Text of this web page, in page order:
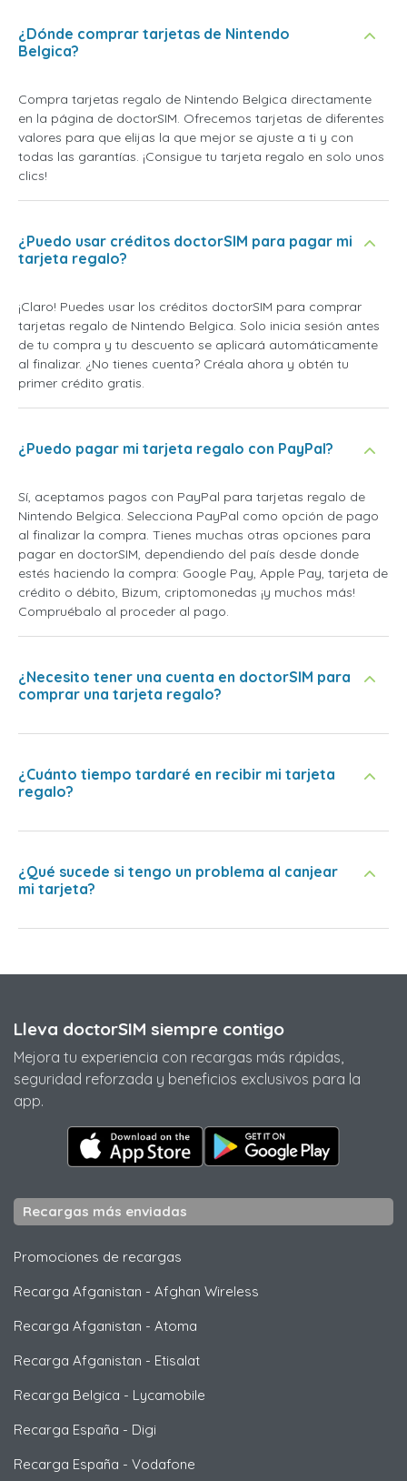
¿Dónde comprar tarjetas de Nintendo
Belgica?
Compra tarjetas regalo de Nintendo Belgica directamente
en la página de doctorSIM. Ofrecemos tarjetas de diferentes
valores para que elijas la que mejor se ajuste a ti y con
todas las garantías. ¡Consigue tu tarjeta regalo en solo unos
clics!
¿Puedo usar créditos doctorSIM para pagar mi
tarjeta regalo?
¡Claro! Puedes usar los créditos doctorSIM para comprar
tarjetas regalo de Nintendo Belgica. Solo inicia sesión antes
de tu compra y tu descuento se aplicará automáticamente
al finalizar. ¿No tienes cuenta? Créala ahora y obtén tu
primer crédito gratis.
¿Puedo pagar mi tarjeta regalo con PayPal?
Sí, aceptamos pagos con PayPal para tarjetas regalo de
Nintendo Belgica. Selecciona PayPal como opción de pago
al finalizar la compra. Tienes muchas otras opciones para
pagar en doctorSIM, dependiendo del país desde donde
estés haciendo la compra: Google Pay, Apple Pay, tarjeta de
crédito o débito, Bizum, criptomonedas ¡y muchos más!
Compruébalo al proceder al pago.
¿Necesito tener una cuenta en doctorSIM para
comprar una tarjeta regalo?
¿Cuánto tiempo tardaré en recibir mi tarjeta
regalo?
¿Qué sucede si tengo un problema al canjear
mi tarjeta?
Lleva doctorSIM siempre contigo
Mejora tu experiencia con recargas más rápidas,
seguridad reforzada y beneficios exclusivos para la
app.
Recargas más enviadas
Promociones de recargas
Recarga Afganistan - Afghan Wireless
Recarga Afganistan - Atoma
Recarga Afganistan - Etisalat
Recarga Belgica - Lycamobile
Recarga España - Digi
Recarga España - Vodafone